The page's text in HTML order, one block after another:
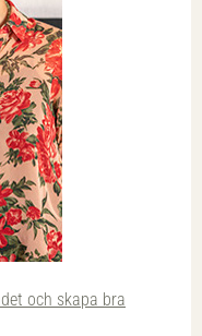
och skapa bra